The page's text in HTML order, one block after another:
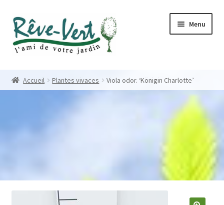
Skip
to
navigation
Skip
to
content
Menu
Accueil Plantes vivaces Viola odor. ‘Königin Charlotte’